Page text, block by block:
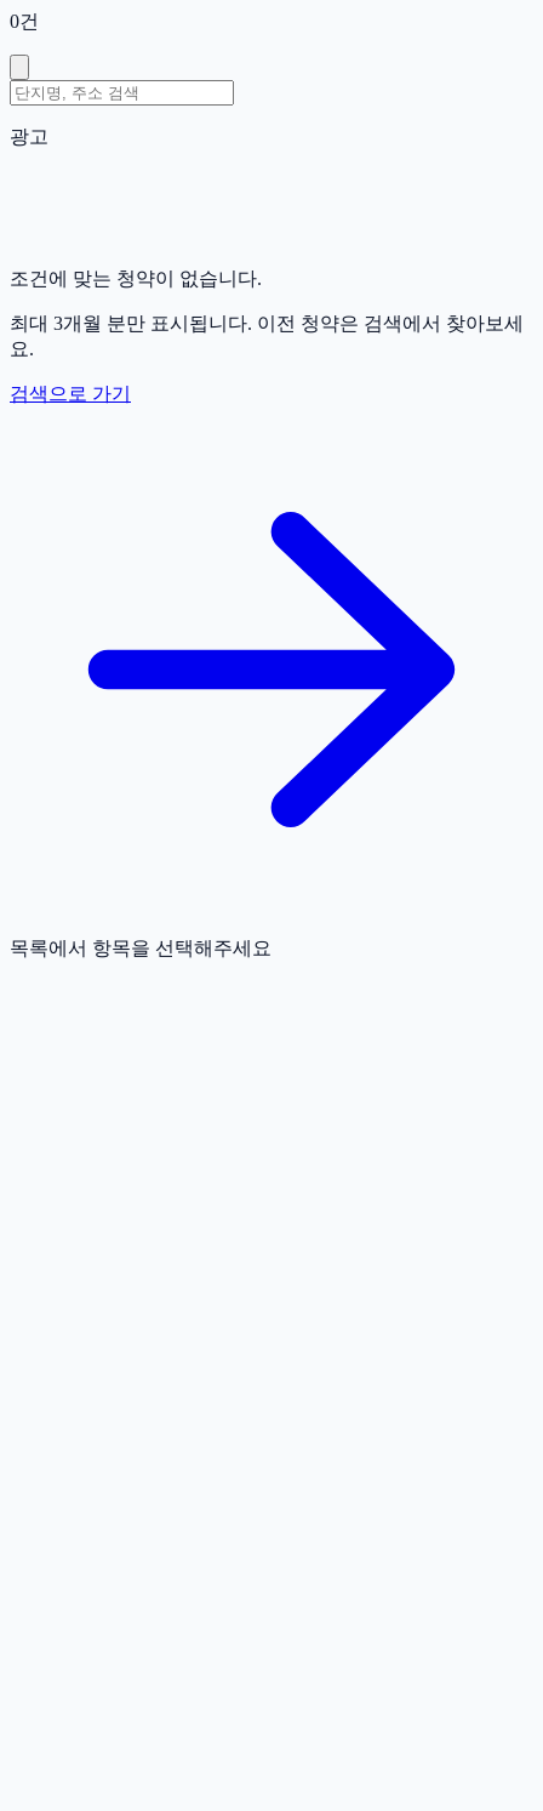
0건
광고
조건에 맞는 청약이 없습니다.
최대 3개월 분만 표시됩니다. 이전 청약은 검색에서 찾아보세
요.
검색으로 가기
목록에서 항목을 선택해주세요